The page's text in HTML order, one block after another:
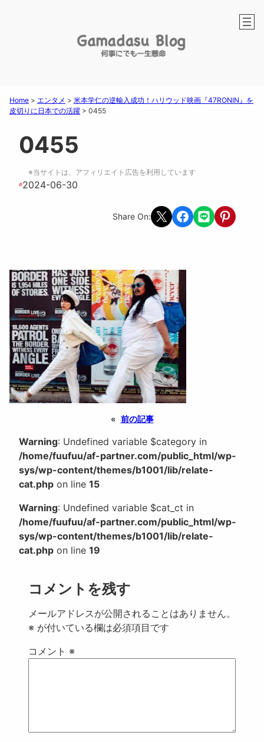
Home > エンタメ > 米本学仁の逆輸入成功！ハリウッド映画『47RONIN』を
皮切りに日本での活躍 > 0455
0455
※当サイトは、アフィリエイト広告を利用しています
#2024-06-30
Share On: Share on X Share on Facebook
Share on LINEShare on
« 前の記事
Warning: Undefined variable $category in
/home/fuufuu/af-partner.com/public_html/wp-
sys/wp-content/themes/b1001/lib/relate-
cat.php on line 15
Warning: Undefined variable $cat_ct in
/home/fuufuu/af-partner.com/public_html/wp-
sys/wp-content/themes/b1001/lib/relate-
cat.php on line 19
コメントを残す
メールアドレスが公開されることはありません。
※ が付いている欄は必須項目です
コメント ※